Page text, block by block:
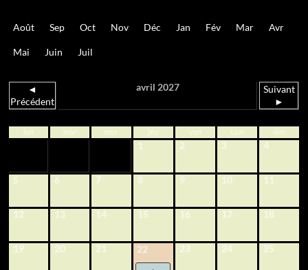
Août Sep Oct Nov Déc Jan Fév Mar Avr
Mai Juin Juil
◄
Précédent
avril 2027
Suivant
►
lun mar mer jeu ven sam dim
1 2 3 4
5 6 7 8 9 10 11
12 13 14 15 16 17 18
19 20 21 22 23 24 25